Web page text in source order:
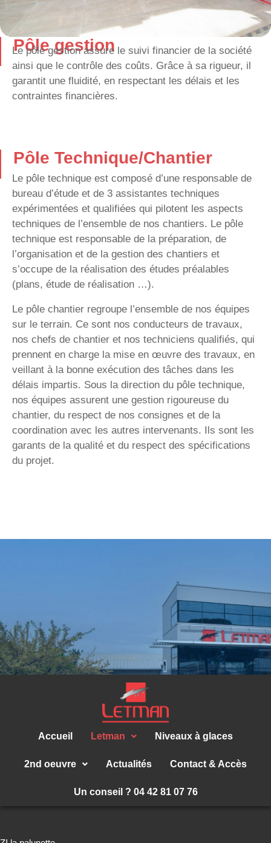
Pôle gestion
Le pôle gestion assure le suivi financier de la société
ainsi que le contrôle des coûts. Grâce à sa rigueur, il
garantit une fluidité, en respectant les délais et les
contraintes financières.
Pôle Technique/Chantier
Le pôle technique est composé d’une responsable de
bureau d’étude et de 3 assistantes techniques
expérimentées et qualifiées qui pilotent les aspects
techniques de l’ensemble de nos chantiers. Le pôle
technique est responsable de la préparation, de
l’organisation et de la gestion des chantiers et
s’occupe de la réalisation des études préalables
(plans, étude de réalisation …).
Le pôle chantier regroupe l’ensemble de nos équipes
sur le terrain. Ce sont nos conducteurs de travaux,
nos chefs de chantier et nos techniciens qualifiés, qui
prennent en charge la mise en œuvre des travaux, en
veillant à la bonne exécution des tâches dans les
délais impartis. Sous la direction du pôle technique,
nos équipes assurent une gestion rigoureuse du
chantier, du respect de nos consignes et de la
coordination avec les autres intervenants. Ils sont les
garants de la qualité et du respect des spécifications
du projet.
Accueil Letman Niveaux à glaces
2nd oeuvre Actualités Contact & Accès
Un conseil ? 04 42 81 07 76